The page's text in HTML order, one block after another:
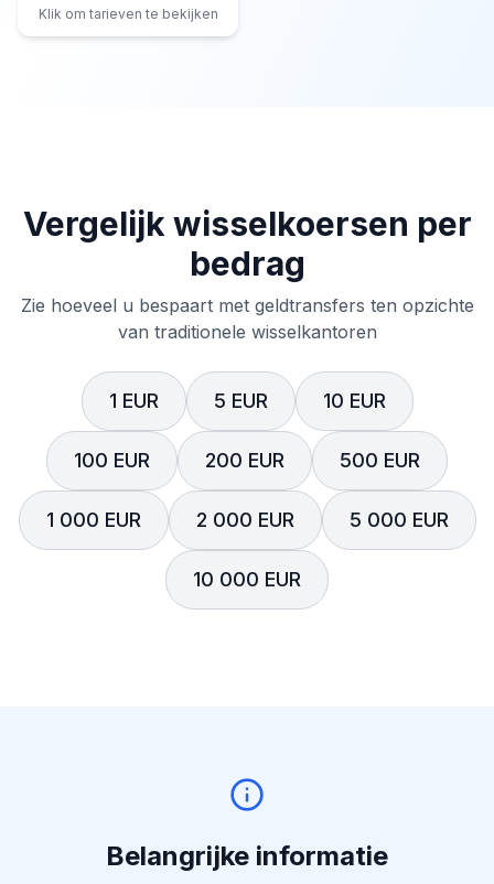
Klik om tarieven te bekijken
Vergelijk wisselkoersen per
bedrag
Zie hoeveel u bespaart met geldtransfers ten opzichte
van traditionele wisselkantoren
1 EUR 5 EUR 10 EUR
100 EUR 200 EUR 500 EUR
1 000 EUR 2 000 EUR 5 000 EUR
10 000 EUR
Belangrijke informatie